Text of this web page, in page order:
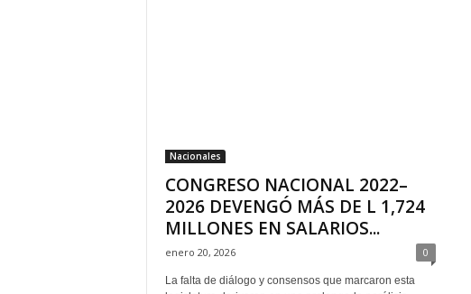
Nacionales
CONGRESO NACIONAL 2022–
2026 DEVENGÓ MÁS DE L 1,724
MILLONES EN SALARIOS...
enero 20, 2026 0
La falta de diálogo y consensos que marcaron esta